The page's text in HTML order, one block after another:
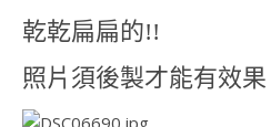
乾乾扁扁的!!
照片須後製才能有效果